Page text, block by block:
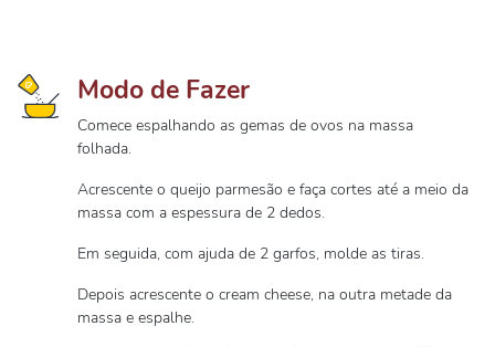
Modo de Fazer
Comece espalhando as gemas de ovos na massa
folhada.
Acrescente o queijo parmesão e faça cortes até a meio da
massa com a espessura de 2 dedos.
Em seguida, com ajuda de 2 garfos, molde as tiras.
Depois acrescente o cream cheese, na outra metade da
massa e espalhe.